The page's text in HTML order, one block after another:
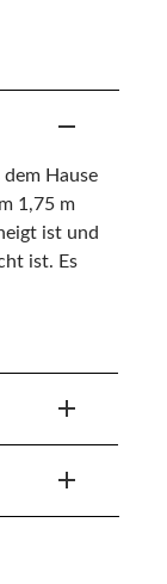
dem Hause
1,75 m
ist und
ist. Es